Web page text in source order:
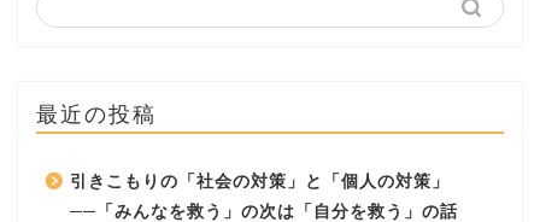
最近の投稿
引きこもりの「社会の対策」と「個人の対策」
──「みんなを救う」の次は「自分を救う」の話